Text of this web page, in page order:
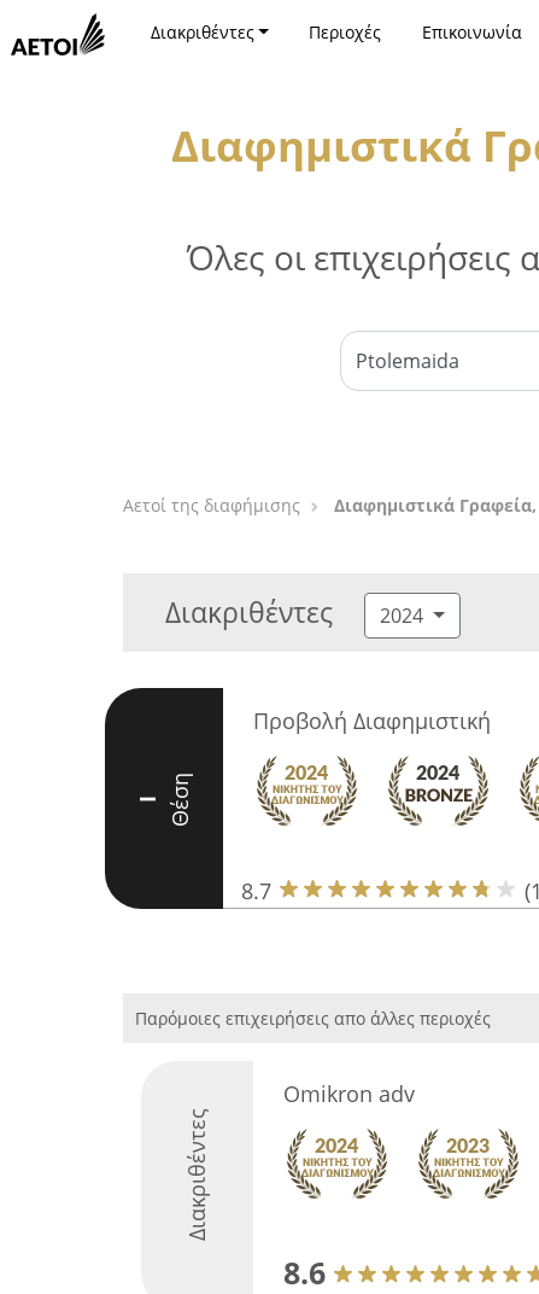
Διακριθέντες Περιοχές Επικοινωνία
Διαφημιστικά
Όλες οι
Αετοί της διαφήμισης Διαφημιστικά
Διακριθέντες 2024
I Θέση
Προβολή Διαφημιστική
8.7
Παρόμοιες επιχειρήσεις απο άλλες περιοχές
Διακριθέντες
Omikron adv
8.6